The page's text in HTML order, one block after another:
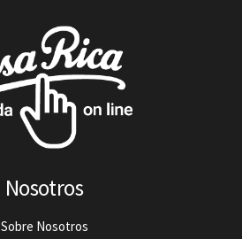
Nosotros
Sobre Nosotros